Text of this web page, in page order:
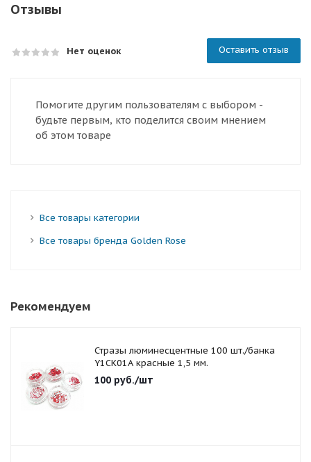
Отзывы
Нет оценок Оставить отзыв
Помогите другим пользователям с выбором -
будьте первым, кто поделится своим мнением
об этом товаре
Все товары категории
Все товары бренда Golden Rose
Рекомендуем
Стразы люминесцентные 100 шт./банка
Y1CK01A красные 1,5 мм.
100 руб./шт